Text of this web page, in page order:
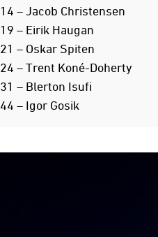
14 – Jacob Christensen
19 – Eirik Haugan
21 – Oskar Spiten
24 – Trent Koné-Doherty
31 – Blerton Isufi
44 – Igor Gosik